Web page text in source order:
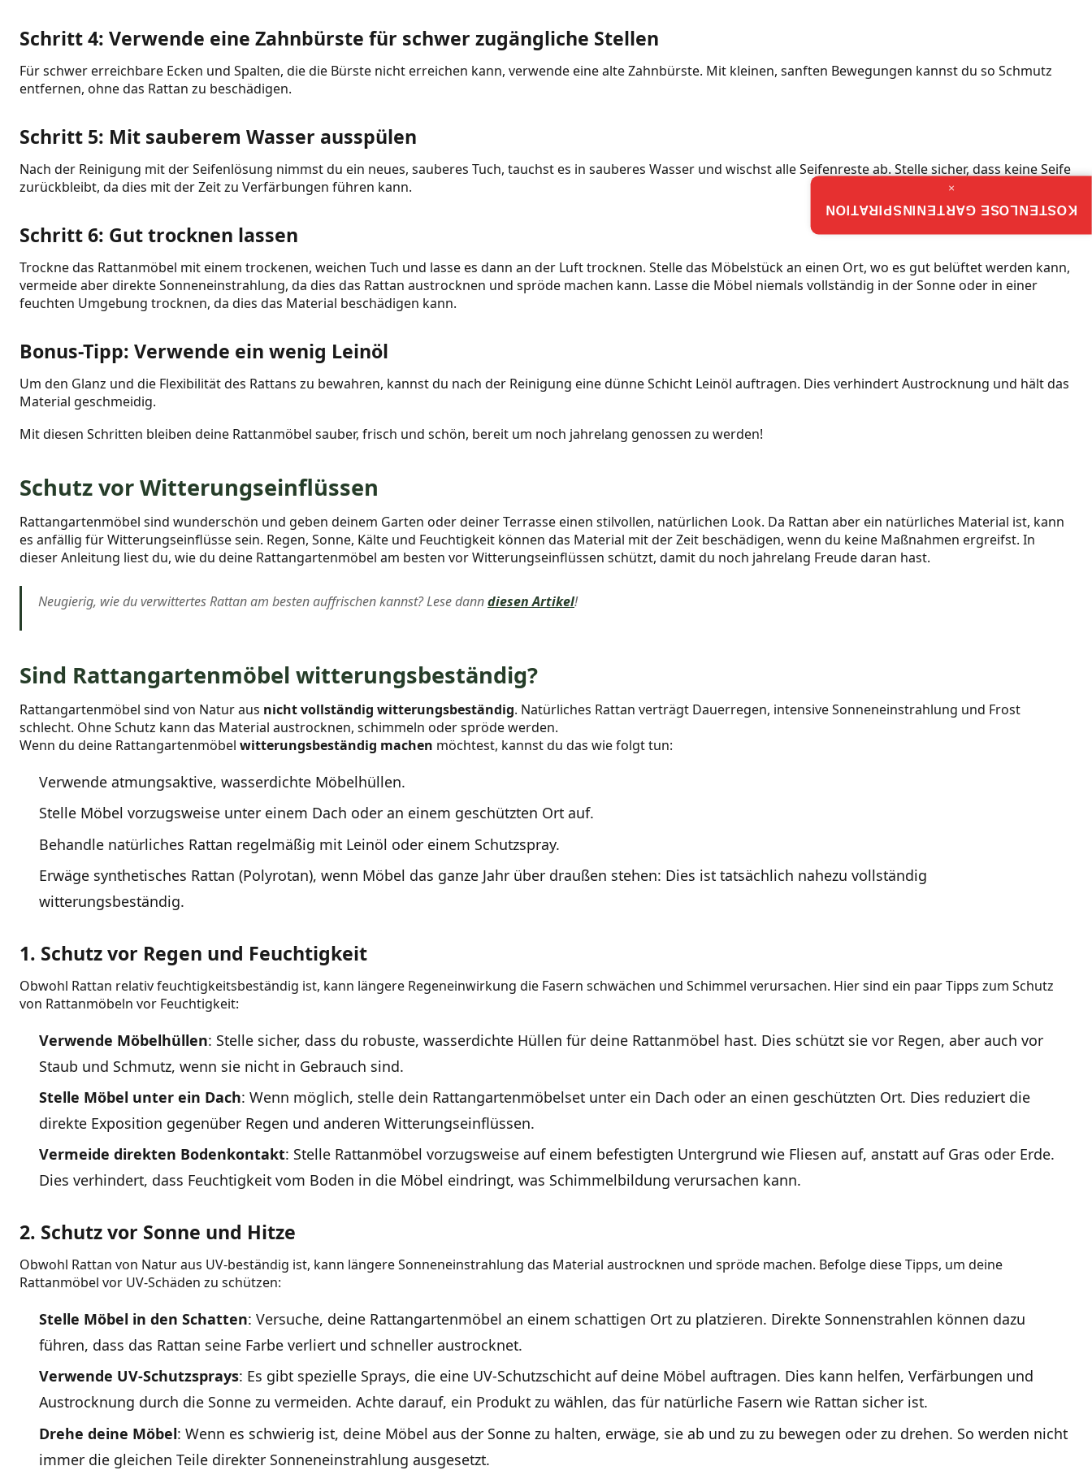
Schritt 4: Verwende eine Zahnbürste für schwer zugängliche Stellen
Für schwer erreichbare Ecken und Spalten, die die Bürste nicht erreichen kann, verwende eine alte Zahnbürste. Mit kleinen, sanften Bewegungen kannst du so Schmutz
entfernen, ohne das Rattan zu beschädigen.
Schritt 5: Mit sauberem Wasser ausspülen
Nach der Reinigung mit der Seifenlösung nimmst du ein neues, sauberes Tuch, tauchst es in sauberes Wasser und wischst alle Seifenreste ab. Stelle sicher, dass keine Seife
zurückbleibt, da dies mit der Zeit zu Verfärbungen führen kann.
Schritt 6: Gut trocknen lassen
Trockne das Rattanmöbel mit einem trockenen, weichen Tuch und lasse es dann an der Luft trocknen. Stelle das Möbelstück an einen Ort, wo es gut belüftet werden kann,
vermeide aber direkte Sonneneinstrahlung, da dies das Rattan austrocknen und spröde machen kann. Lasse die Möbel niemals vollständig in der Sonne oder in einer
feuchten Umgebung trocknen, da dies das Material beschädigen kann.
Bonus-Tipp: Verwende ein wenig Leinöl
Um den Glanz und die Flexibilität des Rattans zu bewahren, kannst du nach der Reinigung eine dünne Schicht Leinöl auftragen. Dies verhindert Austrocknung und hält das
Material geschmeidig.
Mit diesen Schritten bleiben deine Rattanmöbel sauber, frisch und schön, bereit um noch jahrelang genossen zu werden!
Schutz vor Witterungseinflüssen
Rattangartenmöbel sind wunderschön und geben deinem Garten oder deiner Terrasse einen stilvollen, natürlichen Look. Da Rattan aber ein natürliches Material ist, kann
es anfällig für Witterungseinflüsse sein. Regen, Sonne, Kälte und Feuchtigkeit können das Material mit der Zeit beschädigen, wenn du keine Maßnahmen ergreifst. In
dieser Anleitung liest du, wie du deine Rattangartenmöbel am besten vor Witterungseinflüssen schützt, damit du noch jahrelang Freude daran hast.
Neugierig, wie du verwittertes Rattan am besten auffrischen kannst? Lese danndiesen Artikel!
Sind Rattangartenmöbel witterungsbeständig?
Rattangartenmöbel sind von Natur aus nicht vollständig witterungsbeständig. Natürliches Rattan verträgt Dauerregen, intensive Sonneneinstrahlung und Frost
schlecht. Ohne Schutz kann das Material austrocknen, schimmeln oder spröde werden.
Wenn du deine Rattangartenmöbel witterungsbeständig machen möchtest, kannst du das wie folgt tun:
Verwende atmungsaktive, wasserdichte Möbelhüllen.
Stelle Möbel vorzugsweise unter einem Dach oder an einem geschützten Ort auf.
Behandle natürliches Rattan regelmäßig mit Leinöl oder einem Schutzspray.
Erwäge synthetisches Rattan (Polyrotan), wenn Möbel das ganze Jahr über draußen stehen: Dies ist tatsächlich nahezu vollständig
witterungsbeständig.
1. Schutz vor Regen und Feuchtigkeit
Obwohl Rattan relativ feuchtigkeitsbeständig ist, kann längere Regeneinwirkung die Fasern schwächen und Schimmel verursachen. Hier sind ein paar Tipps zum Schutz
von Rattanmöbeln vor Feuchtigkeit:
Verwende Möbelhüllen: Stelle sicher, dass du robuste, wasserdichte Hüllen für deine Rattanmöbel hast. Dies schützt sie vor Regen, aber auch vor
Staub und Schmutz, wenn sie nicht in Gebrauch sind.
Stelle Möbel unter ein Dach: Wenn möglich, stelle dein Rattangartenmöbelset unter ein Dach oder an einen geschützten Ort. Dies reduziert die
direkte Exposition gegenüber Regen und anderen Witterungseinflüssen.
Vermeide direkten Bodenkontakt: Stelle Rattanmöbel vorzugsweise auf einem befestigten Untergrund wie Fliesen auf, anstatt auf Gras oder Erde.
Dies verhindert, dass Feuchtigkeit vom Boden in die Möbel eindringt, was Schimmelbildung verursachen kann.
2. Schutz vor Sonne und Hitze
Obwohl Rattan von Natur aus UV-beständig ist, kann längere Sonneneinstrahlung das Material austrocknen und spröde machen. Befolge diese Tipps, um deine
Rattanmöbel vor UV-Schäden zu schützen:
Stelle Möbel in den Schatten: Versuche, deine Rattangartenmöbel an einem schattigen Ort zu platzieren. Direkte Sonnenstrahlen können dazu
führen, dass das Rattan seine Farbe verliert und schneller austrocknet.
Verwende UV-Schutzsprays: Es gibt spezielle Sprays, die eine UV-Schutzschicht auf deine Möbel auftragen. Dies kann helfen, Verfärbungen und
Austrocknung durch die Sonne zu vermeiden. Achte darauf, ein Produkt zu wählen, das für natürliche Fasern wie Rattan sicher ist.
Drehe deine Möbel: Wenn es schwierig ist, deine Möbel aus der Sonne zu halten, erwäge, sie ab und zu zu bewegen oder zu drehen. So werden nicht
immer die gleichen Teile direkter Sonneneinstrahlung ausgesetzt.
KOSTENLOSE GARTENINSPIRATION
×